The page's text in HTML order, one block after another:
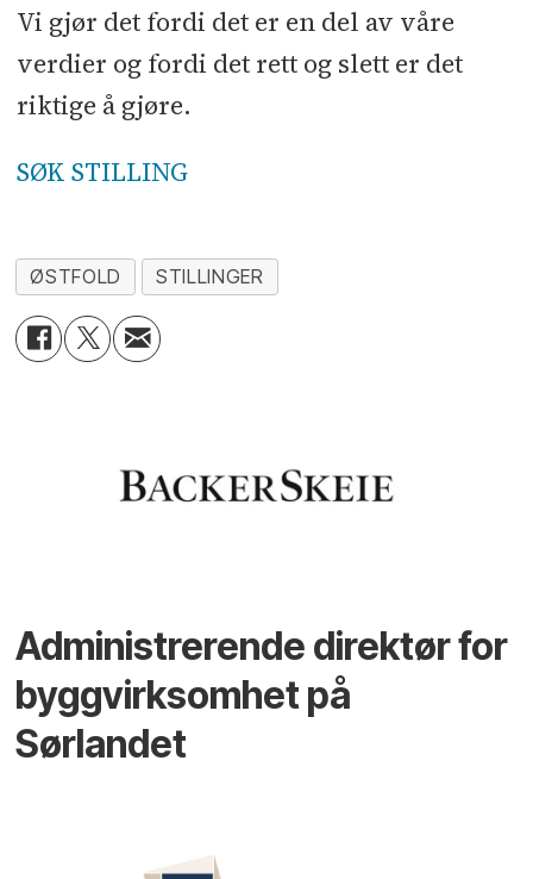
Vi gjør det fordi det er en del av våre
verdier og fordi det rett og slett er det
riktige å gjøre.
SØK STILLING
ØSTFOLD STILLINGER
Administrerende direktør for
byggvirksomhet på
Sørlandet